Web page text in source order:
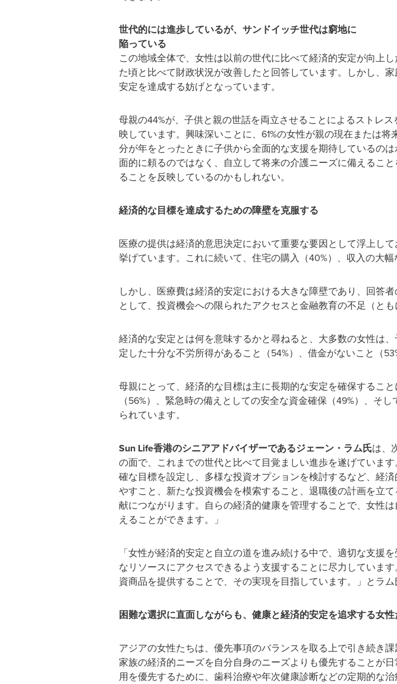
世代的には進歩しているが、サンドイッチ世代は窮地に
陥っている
この地域全体で、女性は以前の世代に比べて経済的安定が向上
た頃と比べて財政状況が改善したと回答しています。しかし、
安定を達成する妨げとなっています。
母親の44%が、子供と親の世話を両立させることによるストレ
映しています。興味深いことに、61%の女性が親の現在または
分が年をとったときに子供から全面的な支援を期待しているの
面的に頼るのではなく、自立して将来の介護ニーズに備えるこ
ることを反映しているのかもしれない。
経済的な目標を達成するための障壁を克服する
医療の提供は経済的意思決定において重要な要因として浮上し
挙げています。これに続いて、住宅の購入（40%）、収入の大幅
しかし、医療費は経済的安定における大きな障壁であり、回答
として、投資機会への限られたアクセスと金融教育の不足（とも
経済的な安定とは何を意味するかと尋ねると、大多数の女性は
定した十分な不労所得があること（54%）、借金がないこと（
母親にとって、経済的な目標は主に長期的な安定を確保するこ
（56%）、緊急時の備えとしての安全な資金確保（49%）、そ
られています。
Sun Life香港のシニアアドバイザーであるジェーン・ラム氏は、
の面で、これまでの世代と比べて目覚ましい進歩を遂げていま
確な目標を設定し、多様な投資オプションを検討するなど、経
やすこと、新たな投資機会を模索すること、退職後の計画を立
献につながります。自らの経済的健康を管理することで、女性
えることができます。」
「女性が経済的安定と自立の道を進み続ける中で、適切な支援
なリソースにアクセスできるよう支援することに尽力していま
資商品を提供することで、その実現を目指しています。」とラム
困難な選択に直面しながらも、健康と経済的安定を追求する女性
アジアの女性たちは、優先事項のバランスを取る上で引き続き
家族の経済的ニーズを自分自身のニーズよりも優先することが
用を優先するために、歯科治療や年次健康診断などの定期的な